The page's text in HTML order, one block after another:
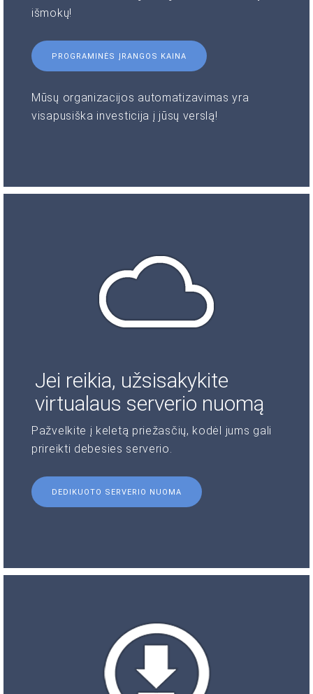
išmokų!
PROGRAMINĖS ĮRANGOS KAINA
Mūsų organizacijos automatizavimas yra
visapusiška investicija į jūsų verslą!
Jei reikia, užsisakykite
virtualaus serverio nuomą
Pažvelkite į keletą priežasčių, kodėl jums gali
prireikti debesies serverio.
DEDIKUOTO SERVERIO NUOMA